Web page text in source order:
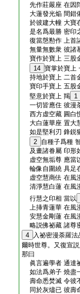
先作莊嚴座 在因
大蓮發光焔 間錯
於彼建大幢 大寶
是名爲最勝 密印
復當慇懃作 上首
無量無數衆 彼諸
寶作於寶上 三股
14 寶掌於寶上
持地於寶上 二首
寶印手寶上 五股
堅意於寶上 羯 1
一切皆應住 彼漫
西方虚空藏 圓白
大白蓮華座 置大
如是堅利刃 鋒鋭
2 自種子爲種
及畫諸眷屬 印形
虚空無垢尊 應當
輪像自圍繞 具足
虚空慧商佉 在風
清淨慧白蓮 在風
行慧之印相 當以
上挿青蓮華 在風
安慧金剛蓮 在風
略説佛祕藏 諸尊
4
入祕密漫荼羅
爾時世尊。又復宣
那曰
眞言遍學者 通達
如法爲弟子 燒盡
壽命悉焚滅 令彼
同於灰燼已 彼壽